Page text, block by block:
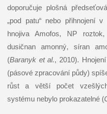
doporučuje plošná
„pod patu“ nebo přihnojení
hnojiva Amofos, NP
dusičnan amonný, síran
(Baranyk et al., 2010).
(pásové zpracování půdy)
růst a větší počet
systému nebylo prokazatelné (